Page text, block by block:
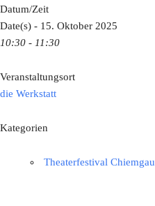
Datum/Zeit
Date(s) - 15. Oktober 2025
10:30 - 11:30
Veranstaltungsort
die Werkstatt
Kategorien
Theaterfestival Chiemgau